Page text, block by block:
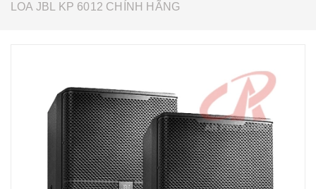
LOA JBL KP 6012 CHÍNH HÃNG